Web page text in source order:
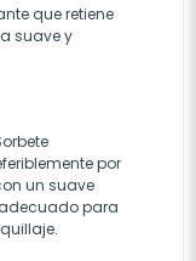
que retiene
suave y
por
un suave
para